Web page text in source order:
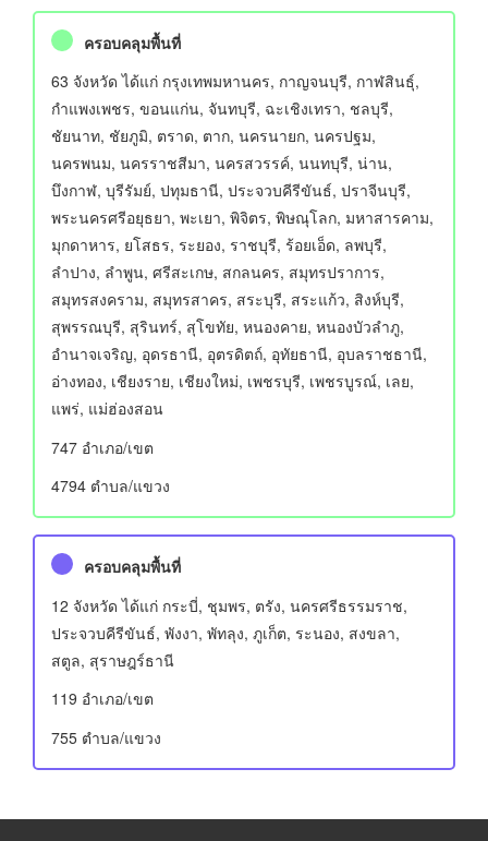
ครอบคลุมพื้นที่
63 จังหวัด ได้แก่ กรุงเทพมหานคร, กาญจนบุรี, กาฬสินธุ์,
กำแพงเพชร, ขอนแก่น, จันทบุรี, ฉะเชิงเทรา, ชลบุรี,
ชัยนาท, ชัยภูมิ, ตราด, ตาก, นครนายก, นครปฐม,
นครพนม, นครราชสีมา, นครสวรรค์, นนทบุรี, น่าน,
บึงกาฬ, บุรีรัมย์, ปทุมธานี, ประจวบคีรีขันธ์, ปราจีนบุรี,
พระนครศรีอยุธยา, พะเยา, พิจิตร, พิษณุโลก, มหาสารคาม,
มุกดาหาร, ยโสธร, ระยอง, ราชบุรี, ร้อยเอ็ด, ลพบุรี,
ลำปาง, ลำพูน, ศรีสะเกษ, สกลนคร, สมุทรปราการ,
สมุทรสงคราม, สมุทรสาคร, สระบุรี, สระแก้ว, สิงห์บุรี,
สุพรรณบุรี, สุรินทร์, สุโขทัย, หนองคาย, หนองบัวลำภู,
อำนาจเจริญ, อุดรธานี, อุตรดิตถ์, อุทัยธานี, อุบลราชธานี,
อ่างทอง, เชียงราย, เชียงใหม่, เพชรบุรี, เพชรบูรณ์, เลย,
แพร่, แม่ฮ่องสอน
747 อําเภอ/เขต
4794 ตำบล/แขวง
ครอบคลุมพื้นที่
12 จังหวัด ได้แก่ กระบี่, ชุมพร, ตรัง, นครศรีธรรมราช,
ประจวบคีรีขันธ์, พังงา, พัทลุง, ภูเก็ต, ระนอง, สงขลา,
สตูล, สุราษฎร์ธานี
119 อําเภอ/เขต
755 ตำบล/แขวง